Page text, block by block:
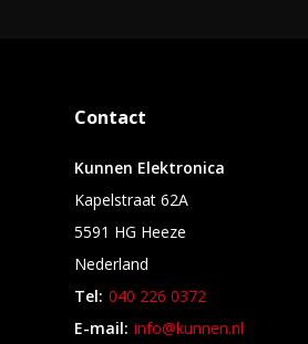
Contact
Kunnen Elektronica
Kapelstraat 62A
5591 HG Heeze
Nederland
Tel: 040 226 0372
E-mail: info@kunnen.nl